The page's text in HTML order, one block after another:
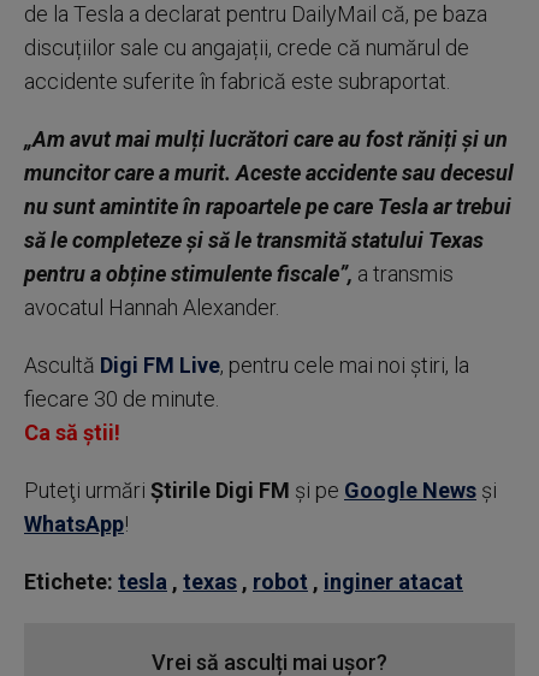
de la Tesla a declarat pentru DailyMail că, pe baza
discuțiilor sale cu angajații, crede că numărul de
accidente suferite în fabrică este subraportat.
„Am avut mai mulți lucrători care au fost răniți și un
muncitor care a murit. Aceste accidente sau decesul
nu sunt amintite în rapoartele pe care Tesla ar trebui
să le completeze și să le transmită statului Texas
pentru a obține stimulente fiscale”, a transmis
avocatul Hannah Alexander.
Ascultă Digi FM Live, pentru cele mai noi știri, la
fiecare 30 de minute.
Ca să știi!
Puteţi urmări Știrile Digi FM şi pe Google News şi
WhatsApp!
Etichete: tesla , texas , robot , inginer atacat
Vrei să asculți mai ușor?